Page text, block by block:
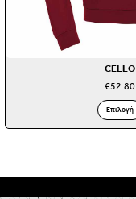
CELLO
€52.80
Επιλογή